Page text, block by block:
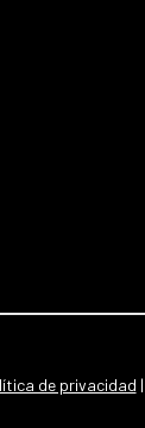
de privacidad |